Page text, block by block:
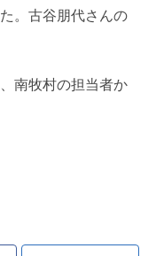
。古谷朋代さんの
南牧村の担当者か